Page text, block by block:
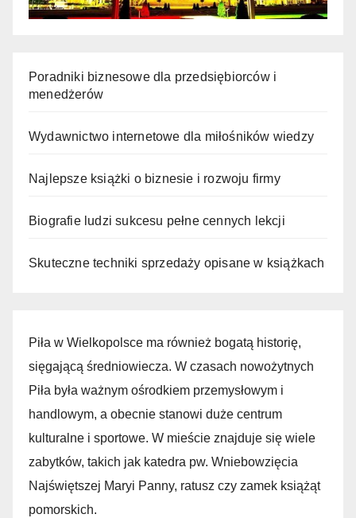
Poradniki biznesowe dla przedsiębiorców i
menedżerów
Wydawnictwo internetowe dla miłośników wiedzy
Najlepsze książki o biznesie i rozwoju firmy
Biografie ludzi sukcesu pełne cennych lekcji
Skuteczne techniki sprzedaży opisane w książkach
Piła w Wielkopolsce ma również bogatą historię,
sięgającą średniowiecza. W czasach nowożytnych
Piła była ważnym ośrodkiem przemysłowym i
handlowym, a obecnie stanowi duże centrum
kulturalne i sportowe. W mieście znajduje się wiele
zabytków, takich jak katedra pw. Wniebowzięcia
Najświętszej Maryi Panny, ratusz czy zamek książąt
pomorskich.